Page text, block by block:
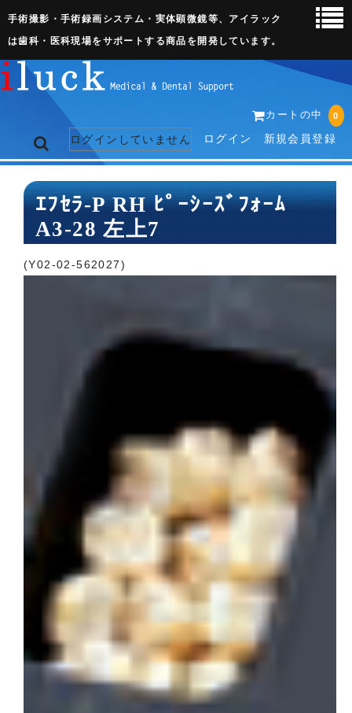
手術撮影・手術録画システム・実体顕微鏡等、アイラック
は歯科・医科現場をサポートする商品を開発しています。
カートの中 0
ログインしていません ログイン 新規会員登録
トップページ
ネット販売ページ
歯科関連機器
ｴﾌｾﾗ-P RH ﾋﾟｰｼｰｽﾞﾌｫｰﾑ
A3-28 左上7
(Y02-02-562027)